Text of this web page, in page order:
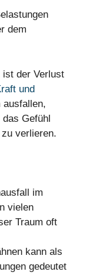
dem
ist der Verlust
und
ausfallen,
Gefühl
verlieren.
im
vielen
Traum oft
kann als
gedeutet